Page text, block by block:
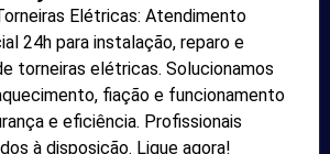
Elétricas: Atendimento
24h para instalação, reparo e
torneiras elétricas. Solucionamos
fiação e funcionamento
e eficiência. Profissionais
à disposição. Ligue agora!